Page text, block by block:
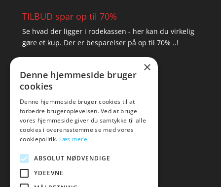
TILBUD spar op til 70%
Se hvad der ligger i rodekassen - her kan du virkelig
gøre et kup. Der er besparelser på op til 70% ..!
Tlf: 7876 8672
Mail: hej@amare.dk
×
Denne hjemmeside bruger
cookies
Denne hjemmeside bruger cookies til at
forbedre brugeroplevelsen. Ved at bruge
vores hjemmeside giver du samtykke til alle
cookies i overensstemmelse med vores
cookiepolitik. Læs mere
ABSOLUT NØDVENDIGE
YDEEVNE